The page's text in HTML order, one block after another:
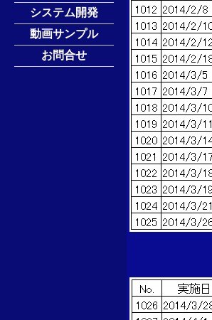
システム開発
動画サンプル
お問合せ